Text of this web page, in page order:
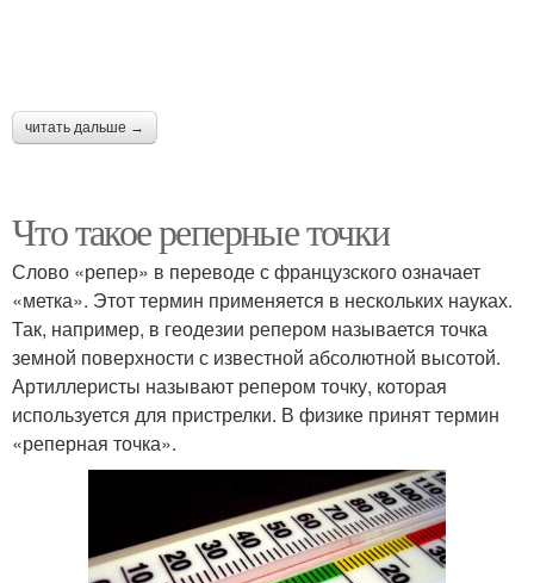
читать дальше →
Что такое реперные точки
Слово «репер» в переводе с французского означает
«метка». Этот термин применяется в нескольких науках.
Так, например, в геодезии репером называется точка
земной поверхности с известной абсолютной высотой.
Артиллеристы называют репером точку, которая
используется для пристрелки. В физике принят термин
«реперная точка».